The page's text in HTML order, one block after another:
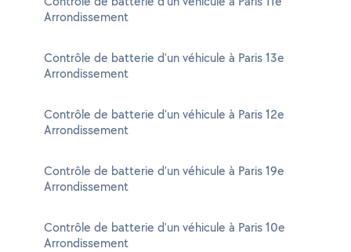
Arrondissement
Contrôle de batterie d'un véhicule à Paris 13e
Arrondissement
Contrôle de batterie d'un véhicule à Paris 12e
Arrondissement
Contrôle de batterie d'un véhicule à Paris 19e
Arrondissement
Contrôle de batterie d'un véhicule à Paris 10e
Arrondissement